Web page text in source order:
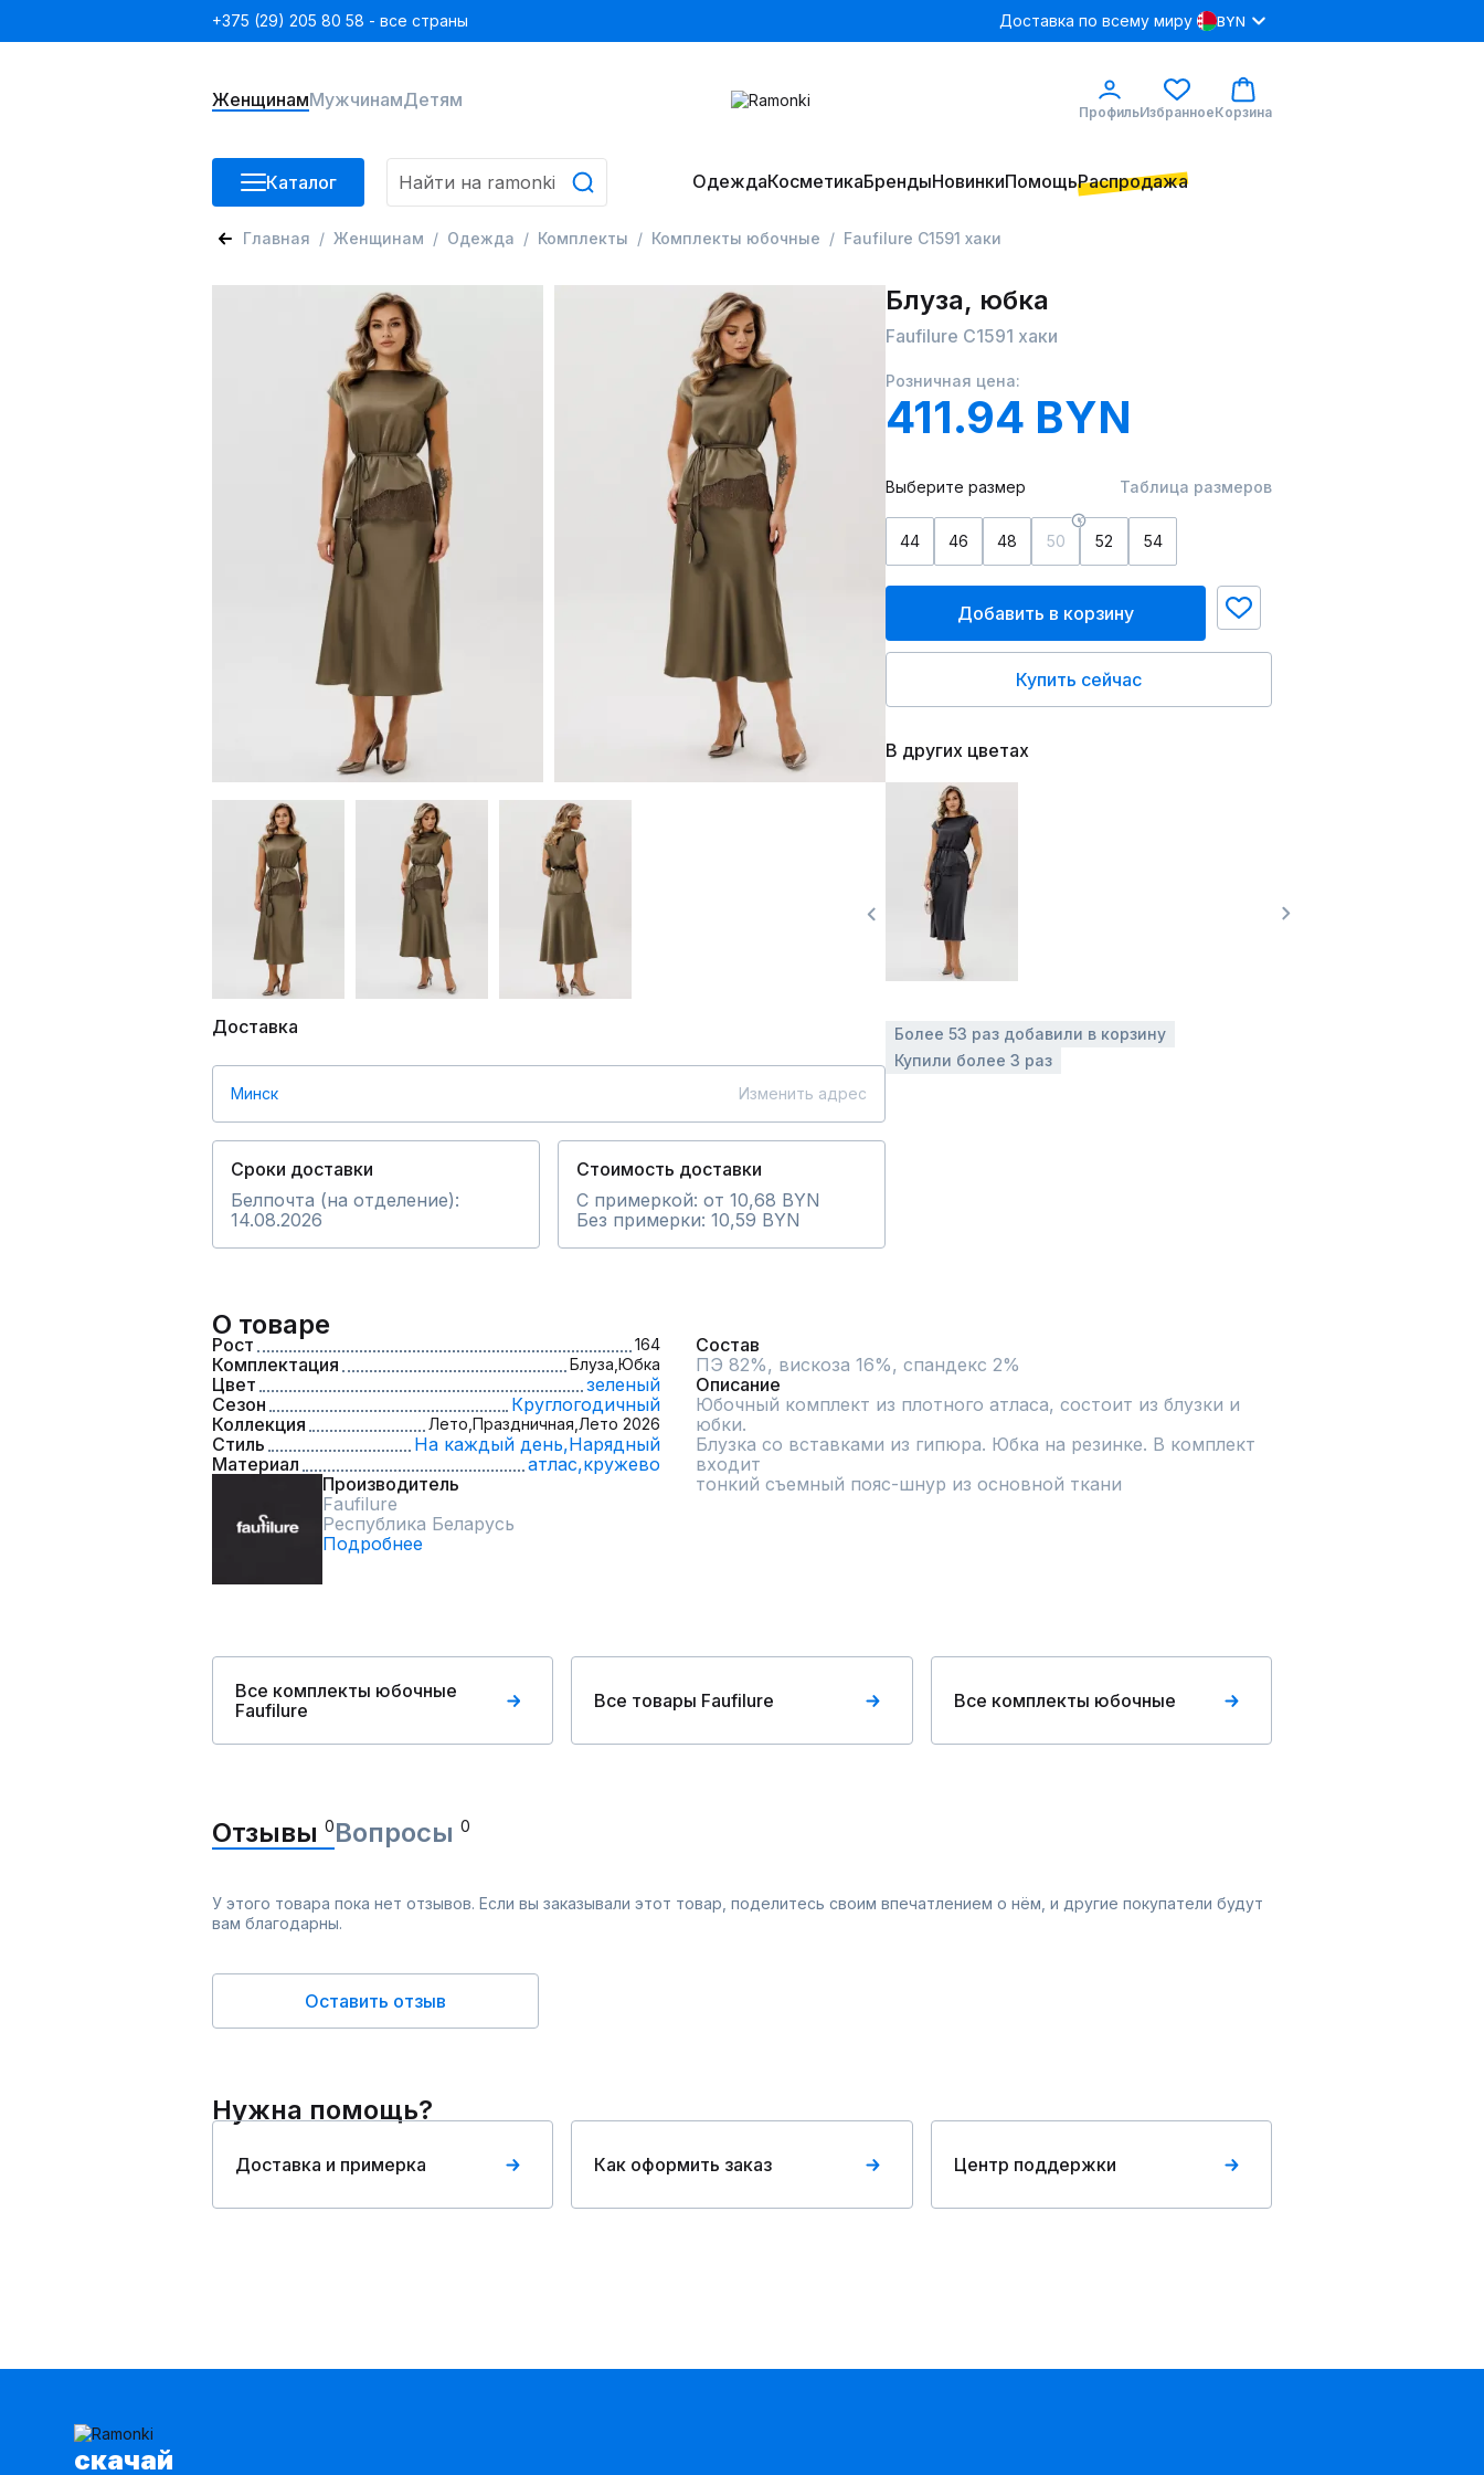
+375 (29) 205 80 58 - все страны Доставка по всему миру BYN
ЖенщинамМужчинамДетям
ПрофильИзбранноеКорзина
Каталог ОдеждаКосметикаБрендыНовинкиПомощьРаспродажа
Главная Женщинам Одежда Комплекты Комплекты юбочные Faufilure C1591 хаки
Доставка
Минск Изменить адрес
Сроки доставки
Белпочта (на отделение):
14.08.2026
Стоимость доставки
С примеркой: от 10,68 BYN
Без примерки: 10,59 BYN
Блуза, юбка
Faufilure C1591 хаки
Розничная цена:
411.94 BYN
Выберите размер Таблица размеров
44 46 48 50 52 54
Добавить в корзину
Купить сейчас
В других цветах
Более 53 раз добавили в корзину
Купили более 3 раз
О товаре
Рост 164
Комплектация Блуза, Юбка
Цвет
зеленый
Сезон
Круглогодичный
Коллекция
Лето, Праздничная, Лето 2026
Стиль На каждый день,Нарядный
Материал
атлас,кружево
Производитель
Faufilure
Республика Беларусь
Подробнее
Состав
ПЭ 82%, вискоза 16%, спандекс 2%
Описание
Юбочный комплект из плотного атласа, состоит из блузки и
юбки.
Блузка со вставками из гипюра. Юбка на резинке. В комплект
входит
тонкий съемный пояс-шнур из основной ткани
Все комплекты юбочные
Faufilure
Все товары Faufilure Все комплекты юбочные
Отзывы 0Вопросы 0
У этого товара пока нет отзывов. Если вы заказывали этот товар, поделитесь своим впечатлением о нём, и другие покупатели будут
вам благодарны.
Оставить отзыв
Нужна помощь?
Доставка и примерка Как оформить заказ Центр поддержки
cкачай